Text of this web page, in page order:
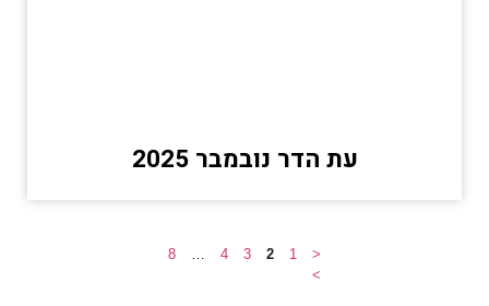
עת הדר נובמבר 2025
<
1
2
3
4
8
>